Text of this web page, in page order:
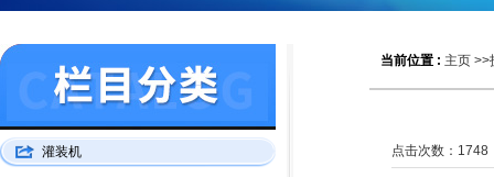
当前位置 : 主页 >>
点击次数： 1748
灌装机